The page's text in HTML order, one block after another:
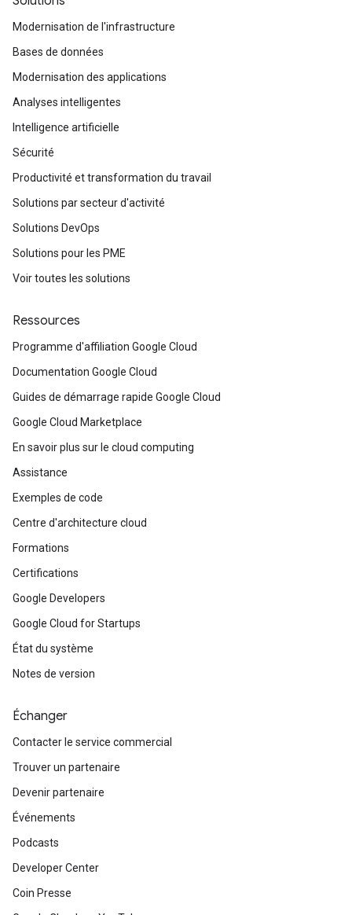
Modernisation de l'infrastructure
Bases de données
Modernisation des applications
Analyses intelligentes
Intelligence artificielle
Sécurité
Productivité et transformation du travail
Solutions par secteur d'activité
Solutions DevOps
Solutions pour les PME
Voir toutes les solutions
Ressources
Programme d'affiliation Google Cloud
Documentation Google Cloud
Guides de démarrage rapide Google Cloud
Google Cloud Marketplace
En savoir plus sur le cloud computing
Assistance
Exemples de code
Centre d'architecture cloud
Formations
Certifications
Google Developers
Google Cloud for Startups
État du système
Notes de version
Échanger
Contacter le service commercial
Trouver un partenaire
Devenir partenaire
Événements
Podcasts
Developer Center
Coin Presse